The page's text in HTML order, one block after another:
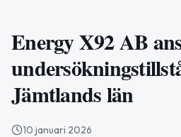
Energy X92 AB
Jämtlands län
10 januari 2026